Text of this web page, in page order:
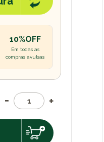
10%OFF
Em todas as
compras avulsas